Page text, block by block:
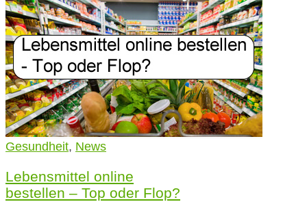
Gesundheit, News
Lebensmittel online
bestellen – Top oder Flop?